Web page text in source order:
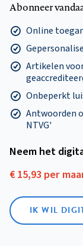
Abonneer
Online
Artikelen
Onbeperkt
Antwoorden
NTVG'
Neem het
€ 15,93 per
IK WIL